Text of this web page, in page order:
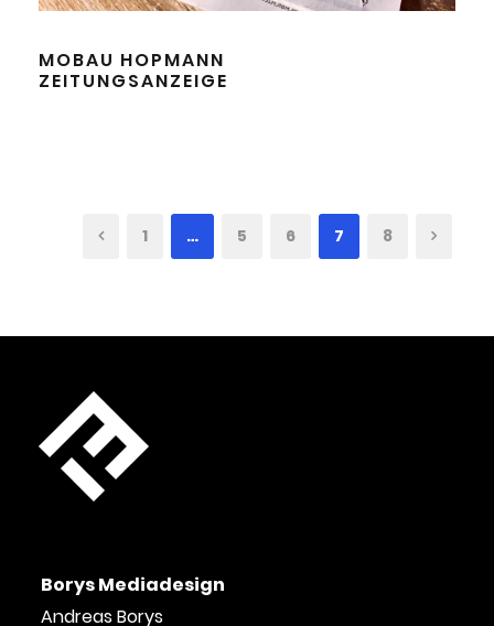
MOBAU HOPMANN
ZEITUNGSANZEIGE
1 … 5 6 7 8
Borys Mediadesign
Andreas Borys